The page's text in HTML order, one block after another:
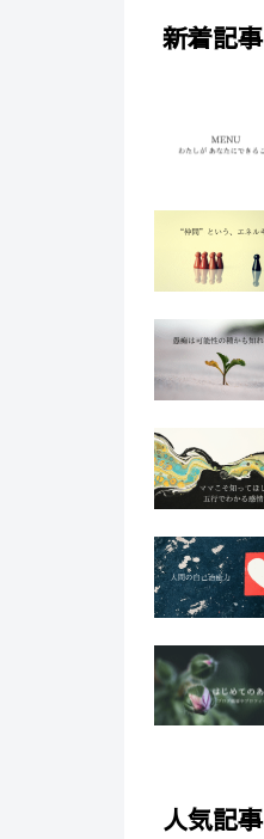
新着記事
人気記事